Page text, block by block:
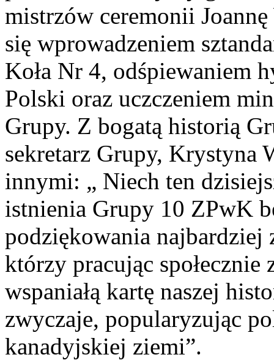
mistrzów ceremonii
się wprowadzeniem
Koła Nr 4, odśpiewaniem
Polski oraz uczczeniem
Grupy. Z bogatą historią
sekretarz Grupy, Krystyna
innymi: „ Niech ten
istnienia Grupy 10 ZPwK
podziękowania najbardziej
którzy pracując społecznie
wspaniałą kartę naszej
zwyczaje, popularyzując
kanadyjskiej ziemi”.